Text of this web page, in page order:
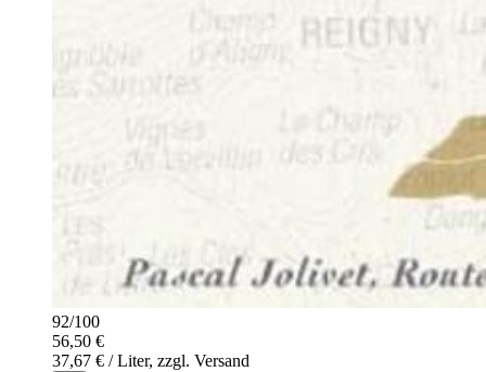
92/100
56,50 €
37,67 € / Liter, zzgl. Versand